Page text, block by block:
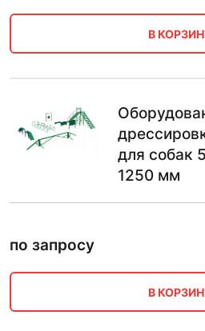
В
для собак
1250 мм
по запросу
В